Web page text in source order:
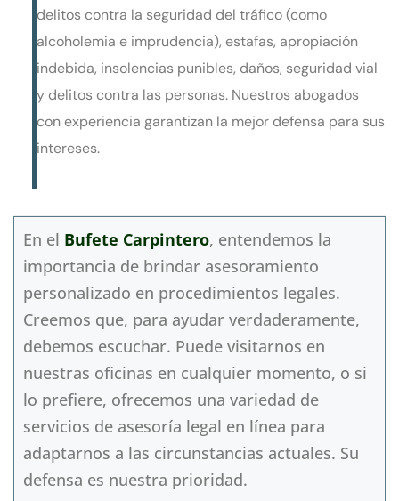
delitos contra la seguridad del tráfico (como
alcoholemia e imprudencia), estafas, apropiación
indebida, insolencias punibles, daños, seguridad vial
y delitos contra las personas. Nuestros abogados
con experiencia garantizan la mejor defensa para sus
intereses.
En el Bufete Carpintero, entendemos la
importancia de brindar asesoramiento
personalizado en procedimientos legales.
Creemos que, para ayudar verdaderamente,
debemos escuchar. Puede visitarnos en
nuestras oficinas en cualquier momento, o si
lo prefiere, ofrecemos una variedad de
servicios de asesoría legal en línea para
adaptarnos a las circunstancias actuales. Su
defensa es nuestra prioridad.